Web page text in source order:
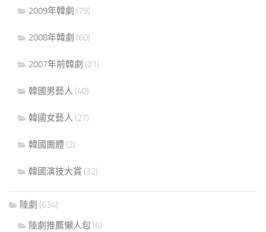
2009年韓劇 (79)
2008年韓劇 (60)
2007年前韓劇 (21)
韓國男藝人 (40)
韓國女藝人 (27)
韓國團體 (2)
韓國演技大賞 (32)
陸劇 (634)
陸劇推薦懶人包 (6)